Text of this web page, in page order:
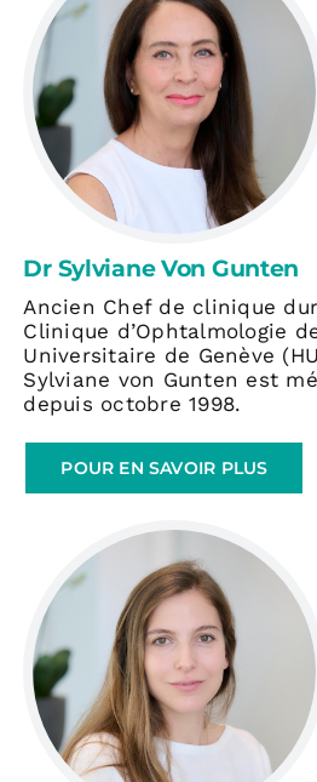
Dr Sylviane Von Gunten
Ancien Chef de clinique
Clinique d’Ophtalmologie
Universitaire de Genève
Sylviane von Gunten est
depuis octobre 1998.
POUR EN SAVOIR PLUS